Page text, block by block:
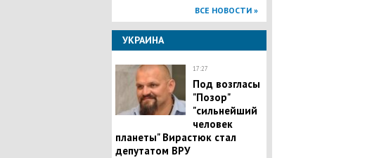
ВСЕ НОВОСТИ »
УКРАИНА
17:27
Под возгласы
"Позор"
"сильнейший
человек
планеты" Вирастюк стал
депутатом ВРУ